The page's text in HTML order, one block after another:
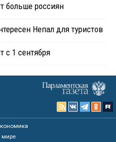
больше россиян
Непал для туристов
с 1 сентября
мире